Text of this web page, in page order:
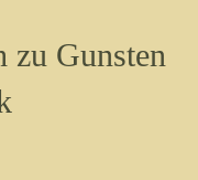
zu Gunsten